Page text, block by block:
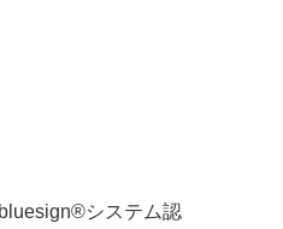
システム認